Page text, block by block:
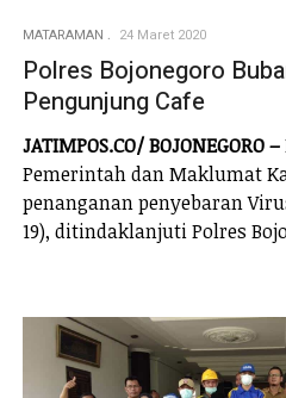
MATARAMAN 24 Maret 2020
Polres Bojonegoro
Pengunjung Cafe
JATIMPOS.CO/ BOJONEGORO –
Pemerintah dan Maklumat
penanganan penyebaran
19), ditindaklanjuti Polres